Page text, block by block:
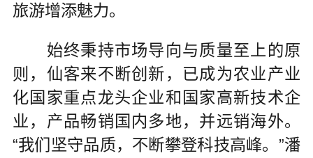
旅游增添魅力。
始终秉持市场导向与质量至上的原
则，仙客来不断创新，已成为农业产业
化国家重点龙头企业和国家高新技术企
业，产品畅销国内多地，并远销海外。
“我们坚守品质，不断攀登科技高峰。”潘